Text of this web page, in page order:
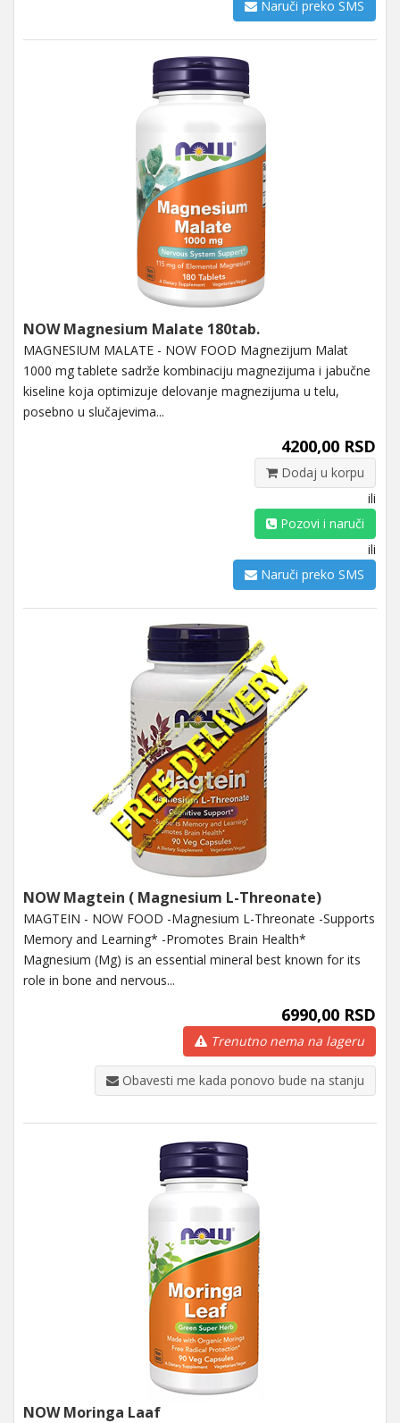
Naruči preko SMS
NOW Magnesium Malate 180tab.
MAGNESIUM MALATE - NOW FOOD Magnezijum Malat
1000 mg tablete sadrže kombinaciju magnezijuma i jabučne
kiseline koja optimizuje delovanje magnezijuma u ​​telu,
posebno u slučajevima...
4200,00 RSD
Dodaj u korpu
ili
Pozovi i naruči
ili
Naruči preko SMS
NOW Magtein ( Magnesium L-Threonate)
MAGTEIN - NOW FOOD -Magnesium L-Threonate -Supports
Memory and Learning* -Promotes Brain Health*
Magnesium (Mg) is an essential mineral best known for its
role in bone and nervous...
6990,00 RSD
Trenutno nema na lageru
Obavesti me kada ponovo bude na stanju
NOW Moringa Laaf